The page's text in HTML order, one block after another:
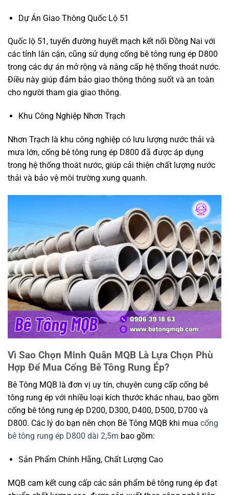
Dự Án Giao Thông Quốc Lộ 51
Quốc lộ 51, tuyến đường huyết mạch kết nối Đồng Nai với
các tỉnh lân cận, cũng sử dụng cống bê tông rung ép D800
trong các dự án mở rộng và nâng cấp hệ thống thoát nước.
Điều này giúp đảm bảo giao thông thông suốt và an toàn
cho người tham gia giao thông.
Khu Công Nghiệp Nhơn Trạch
Nhơn Trạch là khu công nghiệp có lưu lượng nước thải và
mưa lớn, cống bê tông rung ép D800 đã được áp dụng
trong hệ thống thoát nước, giúp cải thiện chất lượng nước
thải và bảo vệ môi trường xung quanh.
Vì Sao Chọn Minh Quân MQB Là Lựa Chọn Phù
Hợp Để Mua Cống Bê Tông Rung Ép?
Bê Tông MQB là đơn vị uy tín, chuyên cung cấp cống bê
tông rung ép với nhiều loại kích thước khác nhau, bao gồm
cống bê tông rung ép D200, D300, D400, D500, D700 và
D800. Các lý do bạn nên chọn Bê Tông MQB khi mua cống
bê tông rung ép D800 dài 2,5m bao gồm:
Sản Phẩm Chính Hãng, Chất Lượng Cao
MQB cam kết cung cấp các sản phẩm bê tông rung ép đạt